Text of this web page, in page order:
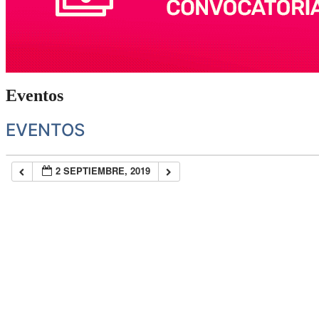
Eventos
EVENTOS
2 SEPTIEMBRE, 2019